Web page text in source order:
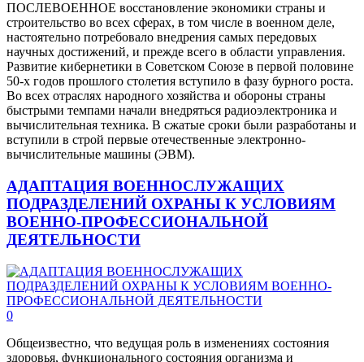
ПОСЛЕВОЕННОЕ восстановление экономики страны и
строительство во всех сферах, в том числе в военном деле,
настоятельно потребовало внедрения самых передовых
научных достижений, и прежде всего в области управления.
Развитие кибернетики в Советском Союзе в первой половине
50-х годов прошлого столетия вступило в фазу бурного роста.
Во всех отраслях народного хозяйства и обороны страны
быстрыми темпами начали внедряться радиоэлектроника и
вычислительная техника. В сжатые сроки были разработаны и
вступили в строй первые отечественные электронно-
вычислительные машины (ЭВМ).
АДАПТАЦИЯ ВОЕННОСЛУЖАЩИХ
ПОДРАЗДЕЛЕНИЙ ОХРАНЫ К УСЛОВИЯМ
ВОЕННО-ПРОФЕССИОНАЛЬНОЙ
ДЕЯТЕЛЬНОСТИ
0
Общеизвестно, что ведущая роль в изменениях состояния
здоровья, функционального состояния организма и